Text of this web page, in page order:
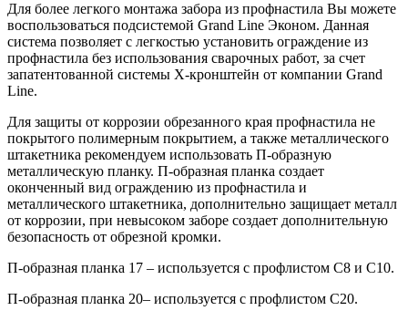
Для более легкого монтажа забора из профнастила Вы можете
воспользоваться подсистемой Grand Line Эконом. Данная
система позволяет с легкостью установить ограждение из
профнастила без использования сварочных работ, за счет
запатентованной системы Х-кронштейн от компании Grand
Line.
Для защиты от коррозии обрезанного края профнастила не
покрытого полимерным покрытием, а также металлического
штакетника рекомендуем использовать П-образную
металлическую планку. П-образная планка создает
оконченный вид ограждению из профнастила и
металлического штакетника, дополнительно защищает металл
от коррозии, при невысоком заборе создает дополнительную
безопасность от обрезной кромки.
П-образная планка 17 – используется с профлистом С8 и С10.
П-образная планка 20– используется с профлистом С20.